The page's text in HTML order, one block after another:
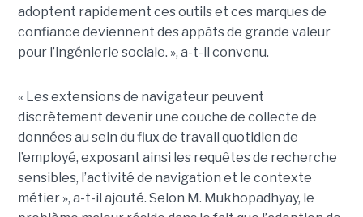
adoptent rapidement ces outils et ces marques de
confiance deviennent des appâts de grande valeur
pour l’ingénierie sociale. », a-t-il convenu.
« Les extensions de navigateur peuvent
discrètement devenir une couche de collecte de
données au sein du flux de travail quotidien de
l’employé, exposant ainsi les requêtes de recherche
sensibles, l’activité de navigation et le contexte
métier », a-t-il ajouté. Selon M. Mukhopadhyay, le